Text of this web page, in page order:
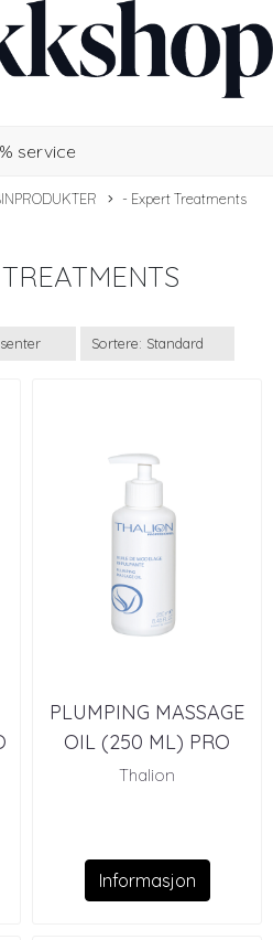
service
- Expert Treatments
PLUMPING MASSAGE
OIL (250 ML) PRO
Thalion
Informasjon